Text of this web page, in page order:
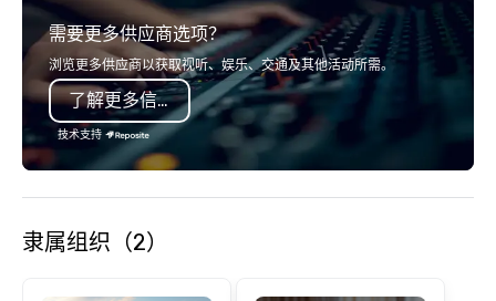
需要更多供应商选项？
浏览更多供应商以获取视听、娱乐、交通及其他活动所需。
了解更多信息
技术支持
隶属组织（2）